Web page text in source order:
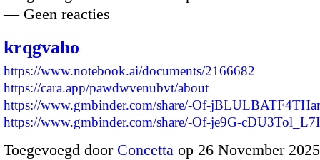
— Geen reacties
krqgvaho
https://www.notebook.ai/documents/2166682
https://cara.app/pawdwvenubvt/about
https://www.gmbinder.com/share/-Of-
https://www.gmbinder.com/share/-Of-je9G-
Toegevoegd door Concetta op 26 November